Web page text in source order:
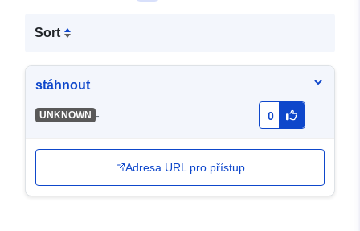
Sort
stáhnout
UNKNOWN - 0
Adresa URL pro přístup